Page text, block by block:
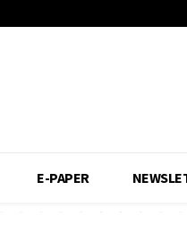
E-PAPER